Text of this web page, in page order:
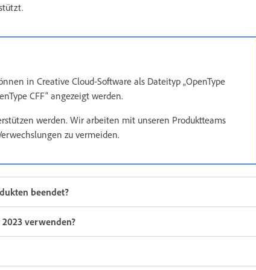
in Creative Cloud-Software als Dateityp „OpenType
CFF“ angezeigt werden.
werden. Wir arbeiten mit unseren Produktteams
zu vermeiden.
beendet?
verwenden?